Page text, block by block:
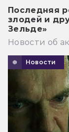
Последняя
злодей и
Зельде»
Новости об
Новости